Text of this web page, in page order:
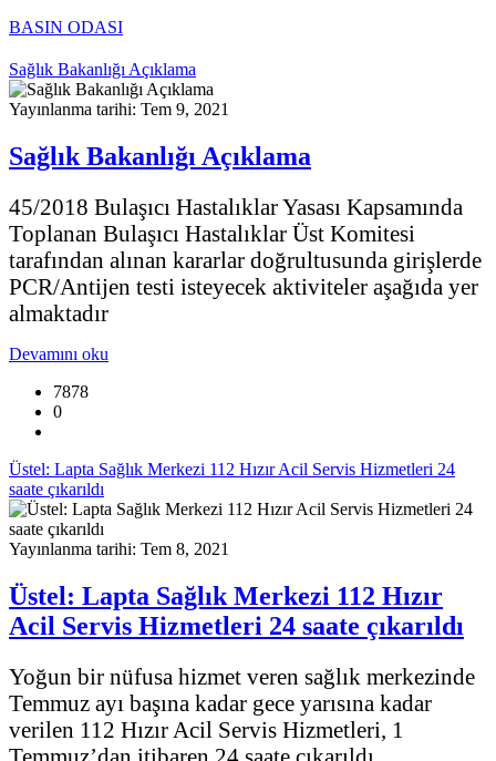
BASIN ODASI
Sağlık Bakanlığı Açıklama
Yayınlanma tarihi: Tem 9, 2021
Sağlık Bakanlığı Açıklama
45/2018 Bulaşıcı Hastalıklar Yasası Kapsamında
Toplanan Bulaşıcı Hastalıklar Üst Komitesi
tarafından alınan kararlar doğrultusunda girişlerde
PCR/Antijen testi isteyecek aktiviteler aşağıda yer
almaktadır
Devamını oku
7878
0
Üstel: Lapta Sağlık Merkezi 112 Hızır Acil Servis Hizmetleri 24
saate çıkarıldı
Yayınlanma tarihi: Tem 8, 2021
Üstel: Lapta Sağlık Merkezi 112 Hızır
Acil Servis Hizmetleri 24 saate çıkarıldı
Yoğun bir nüfusa hizmet veren sağlık merkezinde
Temmuz ayı başına kadar gece yarısına kadar
verilen 112 Hızır Acil Servis Hizmetleri, 1
Temmuz’dan itibaren 24 saate çıkarıldı